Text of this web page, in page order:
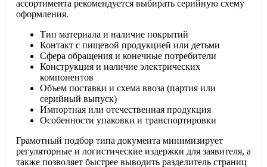
ассортимента рекомендуется выбирать серийную схему
оформления.
Тип материала и наличие покрытий
Контакт с пищевой продукцией или детьми
Сфера обращения и конечные потребители
Конструкция и наличие электрических
компонентов
Объем поставки и схема ввоза (партия или
серийный выпуск)
Импортная или отечественная продукция
Особенности упаковки и транспортировки
Грамотный подбор типа документа минимизирует
регуляторные и логистические издержки для заявителя, а
также позволяет быстрее выводить разделитель страниц